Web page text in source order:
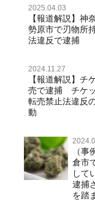
2025.04.03
【報道解説】神
勢原市で刃物所
法違反で逮捕
2024.11.27
【報道解説】チ
売で逮捕 チケ
転売禁止法違反
動
（事
倉市
して
逮捕
を踏